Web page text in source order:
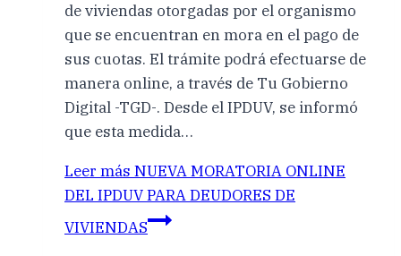
de viviendas otorgadas por el organismo
que se encuentran en mora en el pago de
sus cuotas. El trámite podrá efectuarse de
manera online, a través de Tu Gobierno
Digital -TGD-. Desde el IPDUV, se informó
que esta medida…
Leer más NUEVA MORATORIA ONLINE
DEL IPDUV PARA DEUDORES DE
VIVIENDAS